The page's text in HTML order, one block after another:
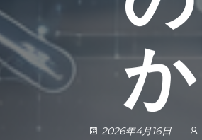
か
2026年4月16日